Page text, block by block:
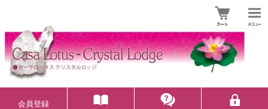
会員登録